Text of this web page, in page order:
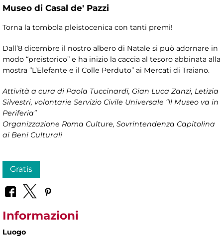
Museo di Casal de' Pazzi
Torna la tombola pleistocenica con tanti premi!
Dall’8 dicembre il nostro albero di Natale si può adornare in
modo “preistorico” e ha inizio la caccia al tesoro abbinata alla
mostra “L’Elefante e il Colle Perduto” ai Mercati di Traiano.
Attività a cura di Paola Tuccinardi, Gian Luca Zanzi, Letizia
Silvestri, volontarie Servizio Civile Universale “Il Museo va in
Periferia”
Organizzazione Roma Culture, Sovrintendenza Capitolina
ai Beni Culturali
Gratis
Informazioni
Luogo